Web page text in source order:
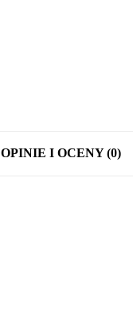
OPINIE I OCENY (0)